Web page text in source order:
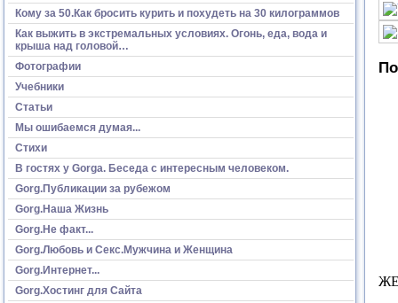
Кому за 50.Как бросить курить и похудеть на 30 килограммов
Как выжить в экстремальных условиях. Огонь, еда, вода и
крыша над головой…
Фотографии
Учебники
Статьи
Мы ошибаемся думая...
Стихи
В гостях у Gorga. Беседа с интересным человеком.
Gorg.Публикации за рубежом
Gorg.Наша Жизнь
Gorg.Не факт...
Gorg.Любовь и Секс.Мужчина и Женщина
Gorg.Интернет...
Gorg.Хостинг для Сайта